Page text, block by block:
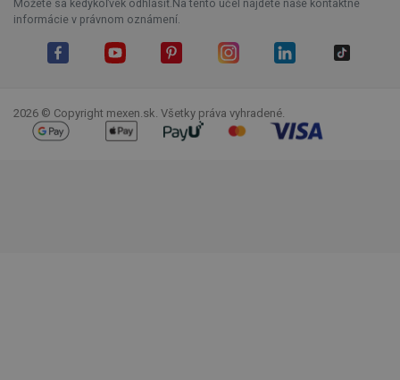
Môžete sa kedykoľvek odhlásiť.Na tento účel nájdete naše kontaktné
informácie v právnom oznámení.
2026 © Copyright mexen.sk. Všetky práva vyhradené.